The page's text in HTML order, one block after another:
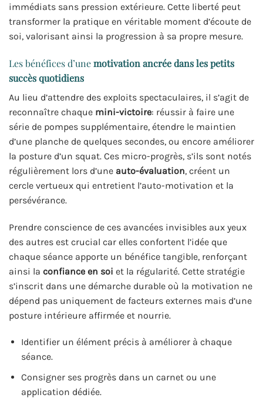
immédiats sans pression extérieure. Cette liberté peut
transformer la pratique en véritable moment d’écoute de
soi, valorisant ainsi la progression à sa propre mesure.
Les bénéfices d’unemotivation ancrée dans les petits
succès quotidiens
Au lieu d’attendre des exploits spectaculaires, il s’agit de
reconnaître chaque mini-victoire: réussir à faire une
série de pompes supplémentaire, étendre le maintien
d’une planche de quelques secondes, ou encore améliorer
la posture d’un squat. Ces micro-progrès, s’ils sont notés
régulièrement lors d’une auto-évaluation, créent un
cercle vertueux qui entretient l’auto-motivation et la
persévérance.
Prendre conscience de ces avancées invisibles aux yeux
des autres est crucial car elles confortent l’idée que
chaque séance apporte un bénéfice tangible, renforçant
ainsi la confiance en soi et la régularité. Cette stratégie
s’inscrit dans une démarche durable où la motivation ne
dépend pas uniquement de facteurs externes mais d’une
posture intérieure affirmée et nourrie.
Identifier un élément précis à améliorer à chaque
séance.
Consigner ses progrès dans un carnet ou une
application dédiée.